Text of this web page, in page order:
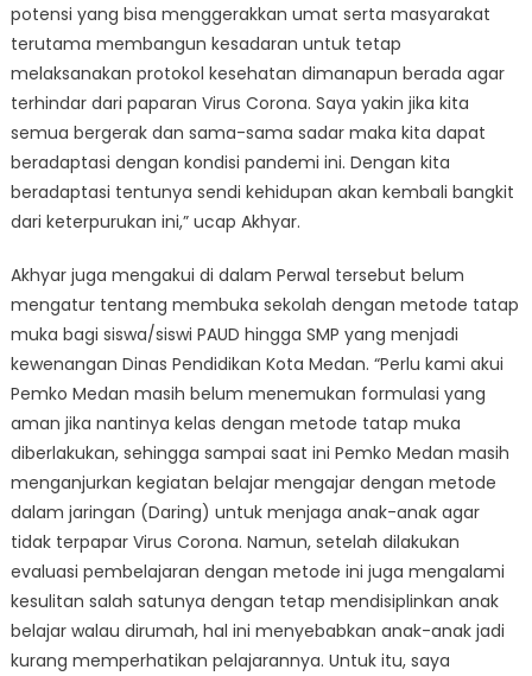
potensi yang bisa menggerakkan umat serta masyarakat
terutama membangun kesadaran untuk tetap
melaksanakan protokol kesehatan dimanapun berada agar
terhindar dari paparan Virus Corona. Saya yakin jika kita
semua bergerak dan sama-sama sadar maka kita dapat
beradaptasi dengan kondisi pandemi ini. Dengan kita
beradaptasi tentunya sendi kehidupan akan kembali bangkit
dari keterpurukan ini,” ucap Akhyar.
Akhyar juga mengakui di dalam Perwal tersebut belum
mengatur tentang membuka sekolah dengan metode tatap
muka bagi siswa/siswi PAUD hingga SMP yang menjadi
kewenangan Dinas Pendidikan Kota Medan. “Perlu kami akui
Pemko Medan masih belum menemukan formulasi yang
aman jika nantinya kelas dengan metode tatap muka
diberlakukan, sehingga sampai saat ini Pemko Medan masih
menganjurkan kegiatan belajar mengajar dengan metode
dalam jaringan (Daring) untuk menjaga anak-anak agar
tidak terpapar Virus Corona. Namun, setelah dilakukan
evaluasi pembelajaran dengan metode ini juga mengalami
kesulitan salah satunya dengan tetap mendisiplinkan anak
belajar walau dirumah, hal ini menyebabkan anak-anak jadi
kurang memperhatikan pelajarannya. Untuk itu, saya